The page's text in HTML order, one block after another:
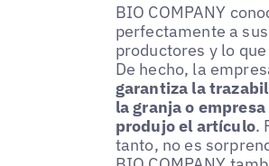
BIO COMPANY
perfectamente a sus
productores y lo
De hecho, la
garantiza la
la granja o
produjo el artículo.
tanto, no es